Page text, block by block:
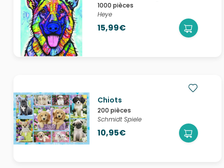
1000 pièces
Heye
15,99€
Chiots
200 pièces
Schmidt Spiele
10,95€